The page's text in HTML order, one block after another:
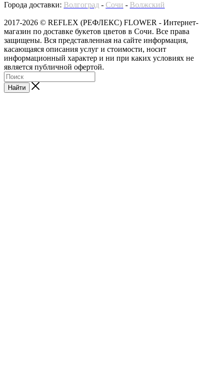
Города доставки: Волгоград - Сочи - Волжский
2017-2026 © REFLEX (РЕФЛЕКС) FLOWER - Интернет-
магазин по доставке букетов цветов в Сочи. Все права
защищены. Вся представленная на сайте информация,
касающаяся описания услуг и стоимости, носит
информационный характер и ни при каких условиях не
является публичной офертой.
Найти